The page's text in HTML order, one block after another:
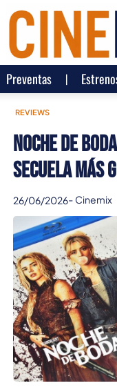
Preventas
REVIEWS
Noche de
secuela más
26/06/2026- Cinemix